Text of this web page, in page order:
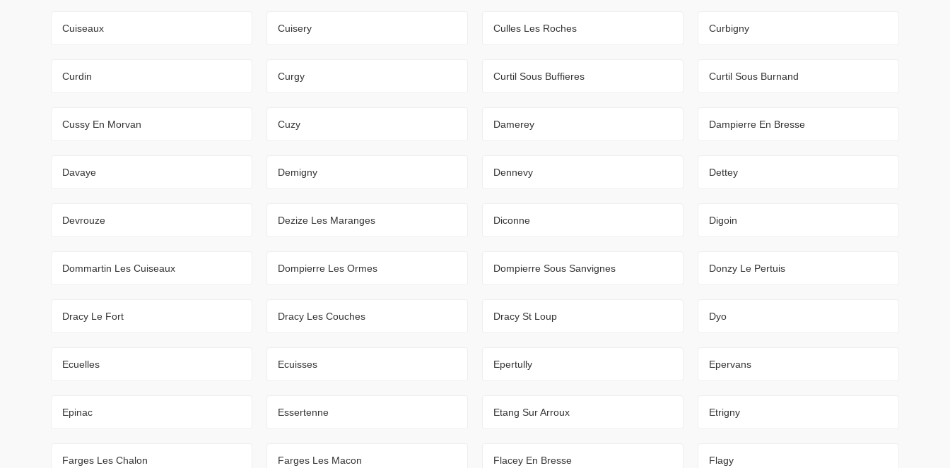
Cuiseaux Cuisery Culles Les Roches Curbigny
Curdin Curgy Curtil Sous Buffieres Curtil Sous Burnand
Cussy En Morvan Cuzy Damerey Dampierre En Bresse
Davaye Demigny Dennevy Dettey
Devrouze Dezize Les Maranges Diconne Digoin
Dommartin Les Cuiseaux Dompierre Les Ormes Dompierre Sous Sanvignes Donzy Le Pertuis
Dracy Le Fort Dracy Les Couches Dracy St Loup Dyo
Ecuelles Ecuisses Epertully Epervans
Epinac Essertenne Etang Sur Arroux Etrigny
Farges Les Chalon Farges Les Macon Flacey En Bresse Flagy